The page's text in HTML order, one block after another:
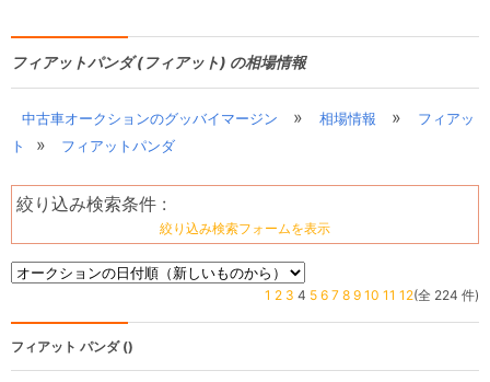
フィアットパンダ (フィアット) の相場情報
中古車オークションのグッバイマージン » 相場情報 »
フィアッ
ト
» フィアットパンダ
絞り込み検索条件 :
絞り込み検索フォームを表示
1 2 3 4 5 6 7 8 9 10 11 12(全 224 件)
フィアット パンダ()